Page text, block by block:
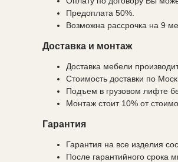
Предоплата 50%.
Возможна рассрочка на 9
Доставка и монтаж
Доставка мебели
Стоимость доставки по
Подъем в грузовом лифте
Монтаж стоит 10% от
Гарантия
Гарантия на все изделия
После гарантийного срока